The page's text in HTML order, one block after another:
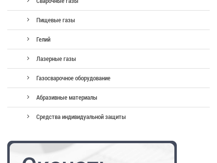
Пищевые газы
Гелий
Лазерные газы
Газосварочное оборудование
Абразивные материалы
Средства индивидуальной защиты